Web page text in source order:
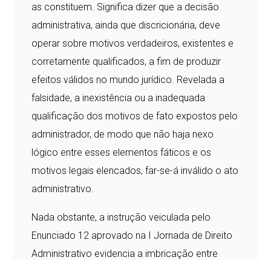
as constituem. Significa dizer que a decisão
administrativa, ainda que discricionária, deve
operar sobre motivos verdadeiros, existentes e
corretamente qualificados, a fim de produzir
efeitos válidos no mundo jurídico. Revelada a
falsidade, a inexistência ou a inadequada
qualificação dos motivos de fato expostos pelo
administrador, de modo que não haja nexo
lógico entre esses elementos fáticos e os
motivos legais elencados, far-se-á inválido o ato
administrativo.
Nada obstante, a instrução veiculada pelo
Enunciado 12 aprovado na I Jornada de Direito
Administrativo evidencia a imbricação entre